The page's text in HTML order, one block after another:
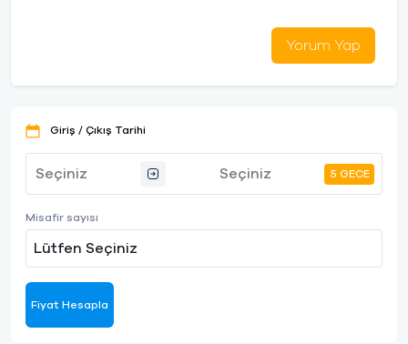
Yorum Yap
Giriş / Çıkış Tarihi
5 GECE
Misafir sayısı
Lütfen Seçiniz
Fiyat Hesapla